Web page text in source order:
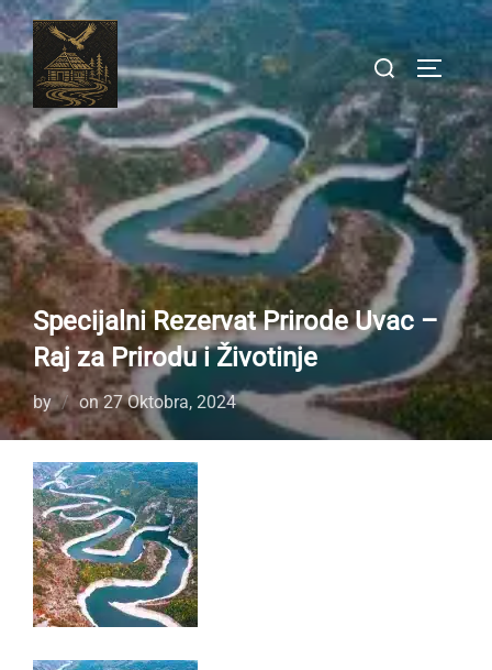
Skip
to
content
Search
for:
Specijalni Rezervat Prirode Uvac –
Raj za Prirodu i Životinje
by onPosted
on
27 Oktobra, 2024